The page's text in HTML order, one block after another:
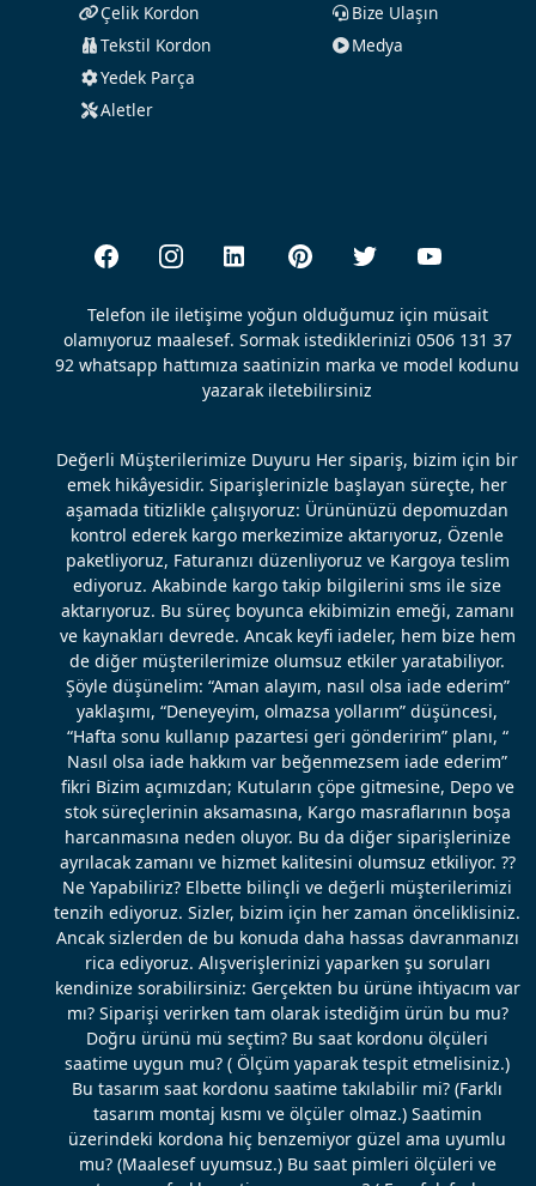
Çelik Kordon
Tekstil Kordon
Yedek Parça
Aletler
Bize Ulaşın
Medya
Telefon ile iletişime yoğun olduğumuz için müsait
olamıyoruz maalesef. Sormak istediklerinizi 0506 131 37
92 whatsapp hattımıza saatinizin marka ve model kodunu
yazarak iletebilirsiniz
Değerli Müşterilerimize Duyuru Her sipariş, bizim için bir
emek hikâyesidir. Siparişlerinizle başlayan süreçte, her
aşamada titizlikle çalışıyoruz: Ürününüzü depomuzdan
kontrol ederek kargo merkezimize aktarıyoruz, Özenle
paketliyoruz, Faturanızı düzenliyoruz ve Kargoya teslim
ediyoruz. Akabinde kargo takip bilgilerini sms ile size
aktarıyoruz. Bu süreç boyunca ekibimizin emeği, zamanı
ve kaynakları devrede. Ancak keyfi iadeler, hem bize hem
de diğer müşterilerimize olumsuz etkiler yaratabiliyor.
Şöyle düşünelim: “Aman alayım, nasıl olsa iade ederim”
yaklaşımı, “Deneyeyim, olmazsa yollarım” düşüncesi,
“Hafta sonu kullanıp pazartesi geri gönderirim” planı, “
Nasıl olsa iade hakkım var beğenmezsem iade ederim”
fikri Bizim açımızdan; Kutuların çöpe gitmesine, Depo ve
stok süreçlerinin aksamasına, Kargo masraflarının boşa
harcanmasına neden oluyor. Bu da diğer siparişlerinize
ayrılacak zamanı ve hizmet kalitesini olumsuz etkiliyor. ??
Ne Yapabiliriz? Elbette bilinçli ve değerli müşterilerimizi
tenzih ediyoruz. Sizler, bizim için her zaman önceliklisiniz.
Ancak sizlerden de bu konuda daha hassas davranmanızı
rica ediyoruz. Alışverişlerinizi yaparken şu soruları
kendinize sorabilirsiniz: Gerçekten bu ürüne ihtiyacım var
mı? Siparişi verirken tam olarak istediğim ürün bu mu?
Doğru ürünü mü seçtim? Bu saat kordonu ölçüleri
saatime uygun mu? ( Ölçüm yaparak tespit etmelisiniz.)
Bu tasarım saat kordonu saatime takılabilir mi? (Farklı
tasarım montaj kısmı ve ölçüler olmaz.) Saatimin
üzerindeki kordona hiç benzemiyor güzel ama uyumlu
mu? (Maalesef uyumsuz.) Bu saat pimleri ölçüleri ve